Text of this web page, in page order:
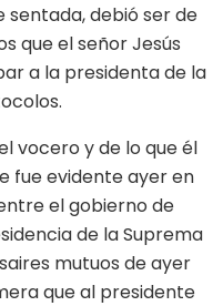
sentada, debió ser de
que el señor Jesús
a la presidenta de la
vocero y de lo que él
fue evidente ayer en
el gobierno de
de la Suprema
mutuos de ayer
que al presidente